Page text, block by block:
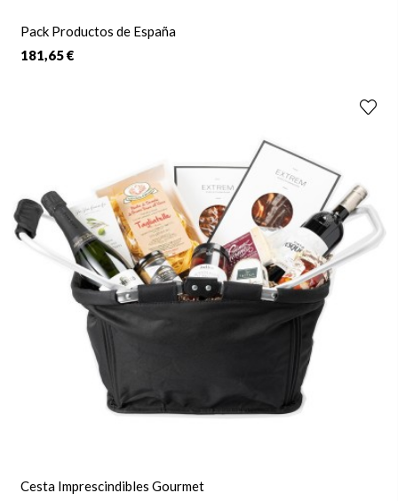
Pack Productos de España
181,65 €
Cesta Imprescindibles Gourmet